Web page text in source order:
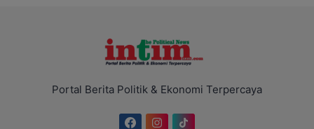
Portal Berita Politik & Ekonomi Terpercaya